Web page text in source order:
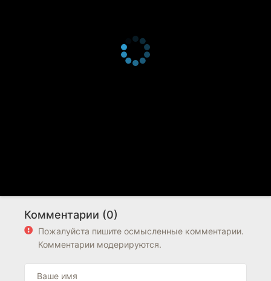
Комментарии (0)
Пожалуйста пишите осмысленные комментарии.
Комментарии модерируются.